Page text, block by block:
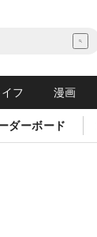
フ 漫画
ダーボード